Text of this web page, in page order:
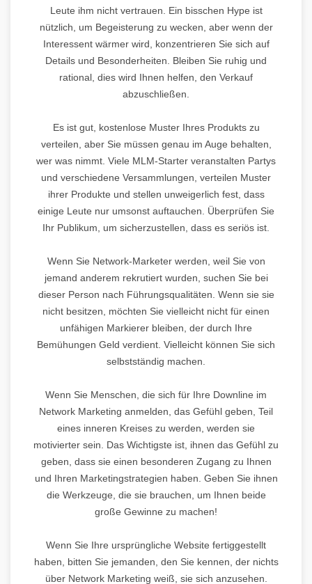
Leute ihm nicht vertrauen. Ein bisschen Hype ist
nützlich, um Begeisterung zu wecken, aber wenn der
Interessent wärmer wird, konzentrieren Sie sich auf
Details und Besonderheiten. Bleiben Sie ruhig und
rational, dies wird Ihnen helfen, den Verkauf
abzuschließen.
Es ist gut, kostenlose Muster Ihres Produkts zu
verteilen, aber Sie müssen genau im Auge behalten,
wer was nimmt. Viele MLM-Starter veranstalten Partys
und verschiedene Versammlungen, verteilen Muster
ihrer Produkte und stellen unweigerlich fest, dass
einige Leute nur umsonst auftauchen. Überprüfen Sie
Ihr Publikum, um sicherzustellen, dass es seriös ist.
Wenn Sie Network-Marketer werden, weil Sie von
jemand anderem rekrutiert wurden, suchen Sie bei
dieser Person nach Führungsqualitäten. Wenn sie sie
nicht besitzen, möchten Sie vielleicht nicht für einen
unfähigen Markierer bleiben, der durch Ihre
Bemühungen Geld verdient. Vielleicht können Sie sich
selbstständig machen.
Wenn Sie Menschen, die sich für Ihre Downline im
Network Marketing anmelden, das Gefühl geben, Teil
eines inneren Kreises zu werden, werden sie
motivierter sein. Das Wichtigste ist, ihnen das Gefühl zu
geben, dass sie einen besonderen Zugang zu Ihnen
und Ihren Marketingstrategien haben. Geben Sie ihnen
die Werkzeuge, die sie brauchen, um Ihnen beide
große Gewinne zu machen!
Wenn Sie Ihre ursprüngliche Website fertiggestellt
haben, bitten Sie jemanden, den Sie kennen, der nichts
über Network Marketing weiß, sie sich anzusehen.